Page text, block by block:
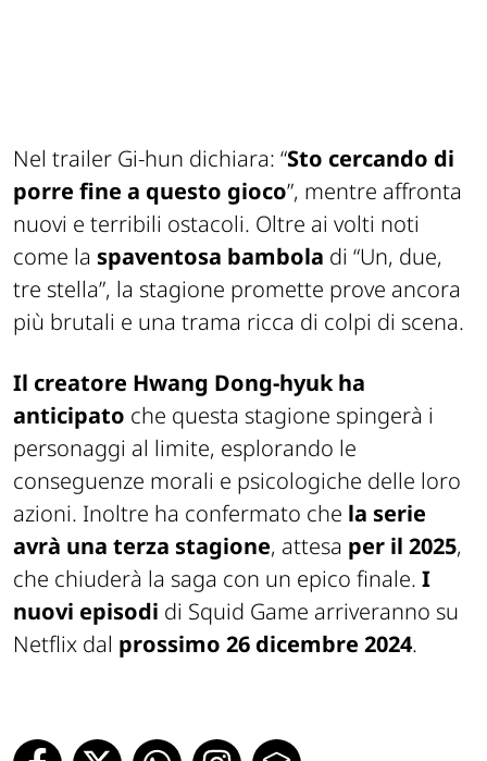
Nel trailer Gi-hun dichiara: “Sto cercando di
porre fine a questo gioco”, mentre affronta
nuovi e terribili ostacoli. Oltre ai volti noti
come la spaventosa bambola di “Un, due,
tre stella”, la stagione promette prove ancora
più brutali e una trama ricca di colpi di scena.
Il creatore Hwang Dong-hyuk ha
anticipato che questa stagione spingerà i
personaggi al limite, esplorando le
conseguenze morali e psicologiche delle loro
azioni. Inoltre ha confermato che la serie
avrà una terza stagione, attesa per il 2025,
che chiuderà la saga con un epico finale. I
nuovi episodi di Squid Game arriveranno su
Netflix dal prossimo 26 dicembre 2024.